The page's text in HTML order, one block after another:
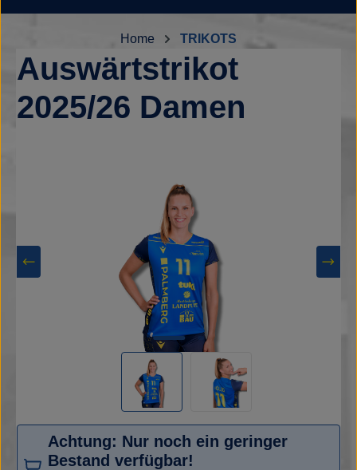
Home TRIKOTS
Auswärtstrikot
2025/26 Damen
Achtung: Nur noch ein geringer
Bestand verfügbar!